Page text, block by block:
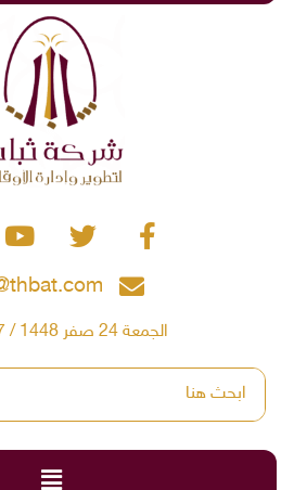
الجمعة 24 صفر 1448 / 7-8-2026